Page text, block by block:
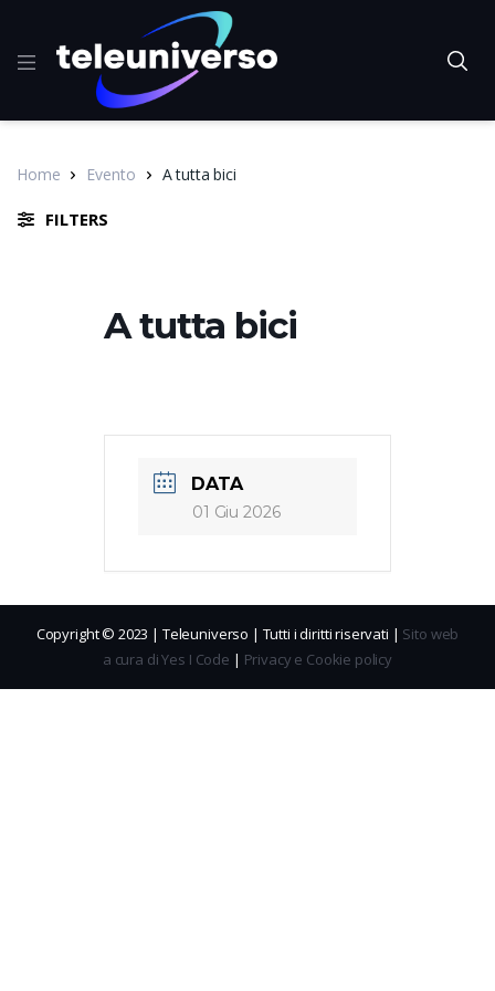
Home Evento A tutta bici
FILTERS
A tutta bici
DATA
01 Giu 2026
Copyright © 2023 | Teleuniverso | Tutti i diritti riservati | Sito web
a cura di Yes I Code | Privacy e Cookie policy